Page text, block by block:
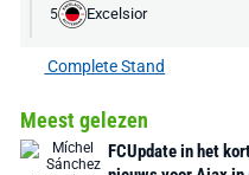
5 Excelsior
Complete Stand
Meest gelezen
FCUpdate in het